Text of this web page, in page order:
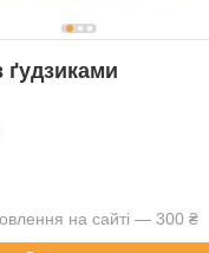
ґудзиками
на сайті — 300 ₴